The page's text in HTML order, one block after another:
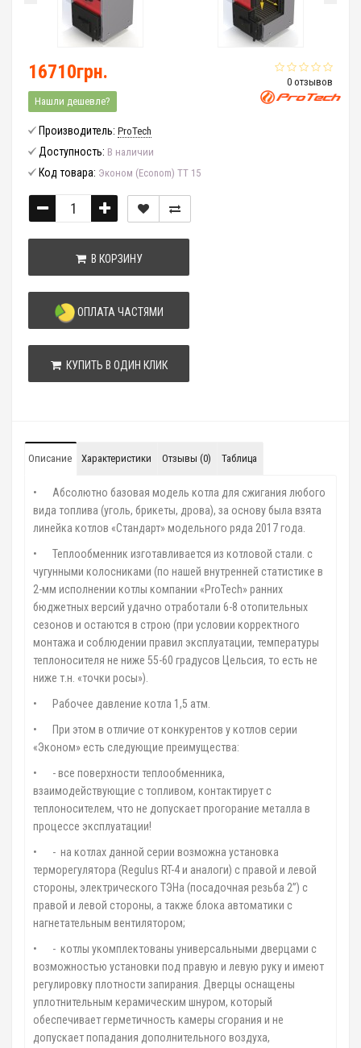
0 отзывов
16710грн.
Нашли дешевле?
Производитель: ProTech
Доступность: В наличии
Код товара: Эконом (Econom) TT 15
В КОРЗИНУ
ОПЛАТА ЧАСТЯМИ
КУПИТЬ В ОДИН КЛИК
Описание Характеристики Отзывы (0) Таблица
•
Абсолютно базовая модель котла для сжигания любого
вида топлива (уголь, брикеты, дрова), за основу была взята
линейка котлов «Стандарт» модельного ряда 2017 года.
•
Теплообменник изготавливается из котловой стали. с
чугунными колосниками (по нашей внутренней статистике в
2-мм исполнении котлы компании «ProTech» ранних
бюджетных версий удачно отработали 6-8 отопительных
сезонов и остаются в строю (при условии корректного
монтажа и соблюдении правил эксплуатации, температуры
теплоносителя не ниже 55-60 градусов Цельсия, то есть не
ниже т.н. «точки росы»).
•
Рабочее давление котла 1,5 атм.
•
При этом в отличие от конкурентов у котлов серии
«Эконом» есть следующие преимущества:
•
- все поверхности теплообменника,
взаимодействующие с топливом, контактирует с
теплоносителем, что не допускает прогорание металла в
процессе эксплуатации!
•
- на котлах данной серии возможна установка
терморегулятора (Regulus RT-4 и аналоги) с правой и левой
стороны, электрического ТЭНа (посадочная резьба 2”) с
правой и левой стороны, а также блока автоматики с
нагнетательным вентилятором;
•
- котлы укомплектованы универсальными дверцами с
возможностью установки под правую и левую руку и имеют
регулировку плотности запирания. Дверцы оснащены
уплотнительным керамическим шнуром, который
обеспечивает герметичность камеры сгорания и не
допускает попадания дополнительного воздуха,